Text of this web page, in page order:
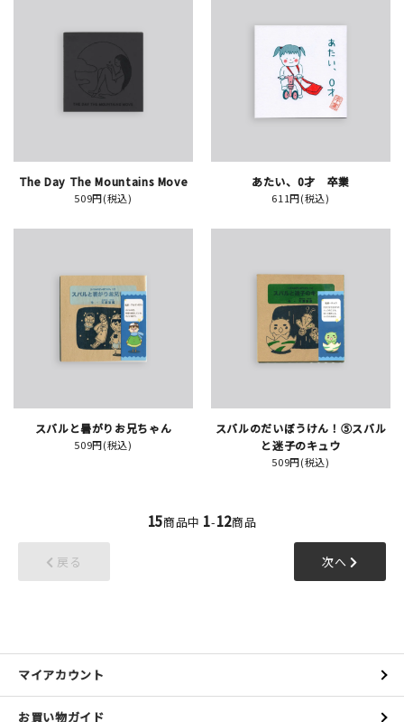
マイアカウント
お買い物ガイド
よくある質問
お問い合わせ
The Day The Mountains Move
509円(税込)
あたい、0才 卒業
611円(税込)
スバルと暑がりお兄ちゃん
509円(税込)
スバルのだいぼうけん！⑤スバル
と迷子のキュウ
509円(税込)
15商品中 1-12商品
戻る 次へ
マイアカウント
お買い物ガイド